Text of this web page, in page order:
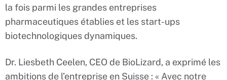
la fois parmi les grandes entreprises
pharmaceutiques établies et les start-ups
biotechnologiques dynamiques.
Dr. Liesbeth Ceelen, CEO de BioLizard, a exprimé les
ambitions de l’entreprise en Suisse : « Avec notre